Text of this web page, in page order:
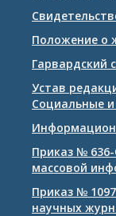
Положение о
Гарвардский
Устав
Социальные
Приказ №
массовой
Приказ №
научных